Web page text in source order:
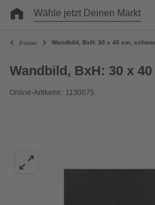
Wähle jetzt Deinen Markt
Poster Wandbild, BxH: 30 x 40 cm,
Wandbild, BxH: 30 x
Online-Artikelnr.: 1130075